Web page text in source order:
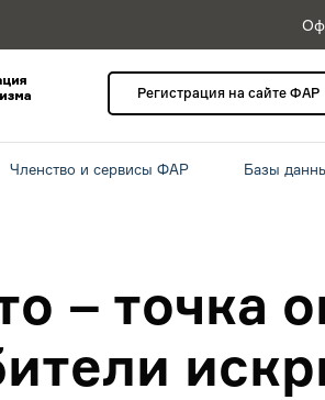
Регистрация на сайте ФАР
Членство и сервисы ФАР Базы
– точка